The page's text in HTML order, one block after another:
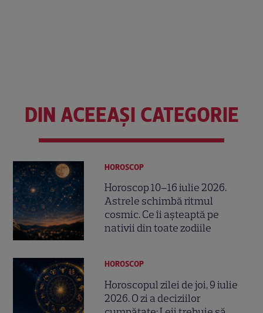
DIN ACEEAȘI CATEGORIE
HOROSCOP
Horoscop 10–16 iulie 2026.
Astrele schimbă ritmul
cosmic. Ce îi așteaptă pe
nativii din toate zodiile
HOROSCOP
Horoscopul zilei de joi, 9 iulie
2026. O zi a deciziilor